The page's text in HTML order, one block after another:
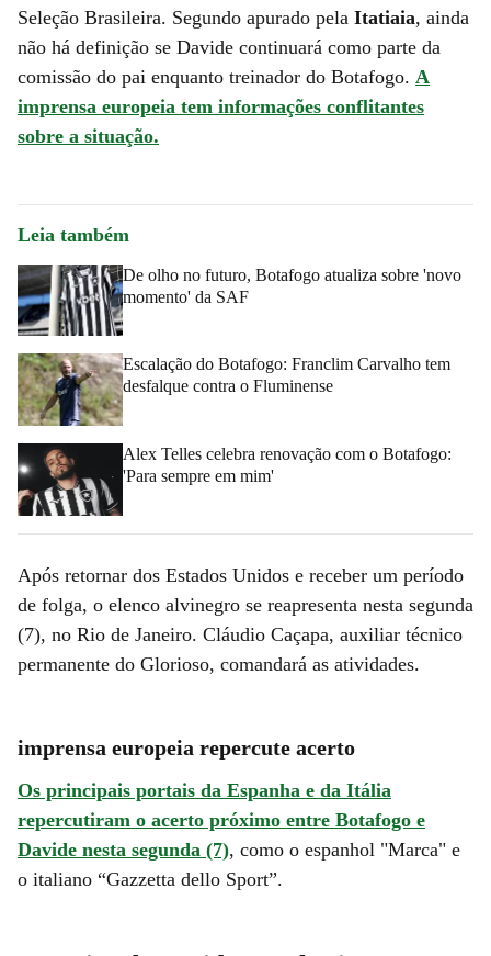
Seleção Brasileira. Segundo apurado pela Itatiaia, ainda
não há definição se Davide continuará como parte da
comissão do pai enquanto treinador do Botafogo. A
imprensa europeia tem informações conflitantes
sobre a situação.
Leia também
De olho no futuro, Botafogo atualiza sobre 'novo
momento' da SAF
Escalação do Botafogo: Franclim Carvalho tem
desfalque contra o Fluminense
Alex Telles celebra renovação com o Botafogo:
'Para sempre em mim'
Após retornar dos Estados Unidos e receber um período
de folga, o elenco alvinegro se reapresenta nesta segunda
(7), no Rio de Janeiro. Cláudio Caçapa, auxiliar técnico
permanente do Glorioso, comandará as atividades.
imprensa europeia repercute acerto
Os principais portais da Espanha e da Itália
repercutiram o acerto próximo entre Botafogo e
Davide nesta segunda (7), como o espanhol "Marca" e
o italiano “Gazzetta dello Sport”.